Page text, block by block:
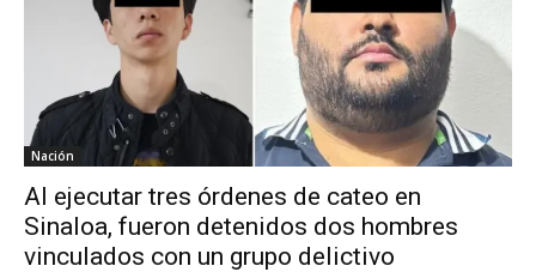
Nación
Al ejecutar tres órdenes de cateo en
Sinaloa, fueron detenidos dos hombres
vinculados con un grupo delictivo